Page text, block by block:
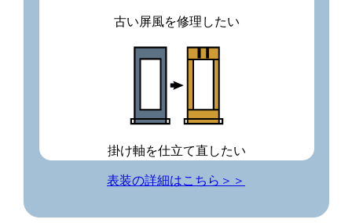
古い屏風を修理したい
掛け軸を仕立て直したい
表装の詳細はこちら＞＞